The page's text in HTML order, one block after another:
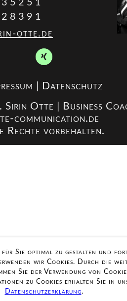
otte.de
|
Datenschutz
Otte | Business
communication.de
Rechte vorbehalten.
für Sie optimal zu gestalten und
wir Cookies. Durch die
Sie der Verwendung von
zu Cookies erhalten Sie in
Datenschutzerklärung.